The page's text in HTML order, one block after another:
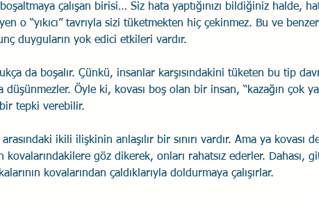
çalışan birisi… Siz hata yaptığınızı bildiğiniz halde,
o “yıkıcı” tavrıyla sizi tüketmekten hiç çekinmez. Bu ve benzer
duyguların yok edici etkileri vardır.
da boşalır. Çünkü, insanlar karşısındakini tüketen bu tip
Öyle ki, kovası boş olan bir insan, “kazağın çok
tepki verebilir.
ikili ilişkinin anlaşılır bir sınırı vardır. Ama ya kovası
kovalarındakilere göz dikerek, onları rahatsız ederler. Dahası,
kovalarından çaldıklarıyla doldurmaya çalışırlar.